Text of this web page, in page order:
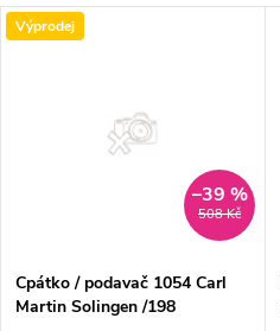
Výprodej
508 Kč
–39 %
Cpátko / podavač 1054 Carl
Martin Solingen /198